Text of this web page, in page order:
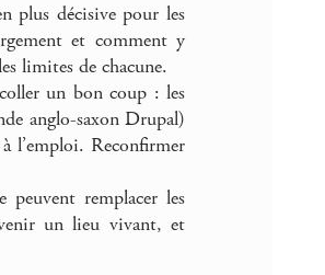
plus décisive pour les
et comment y
limites de chacune.
un bon coup : les
anglo-saxon Drupal)
l’emploi. Reconfirmer
remplacer les
un lieu vivant, et